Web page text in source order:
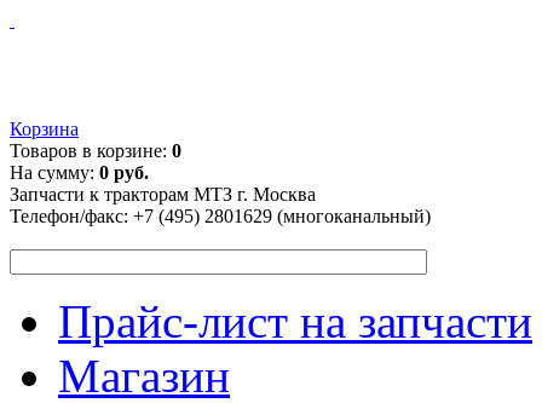
Корзина
Товаров в корзине: 0
На сумму: 0 руб.
Запчасти к тракторам МТЗ г. Москва
Телефон/факс: +7 (495) 2801629 (многоканальный)
Прайс-лист на запчасти
Магазин